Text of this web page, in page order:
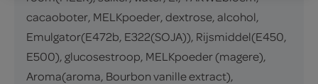
cacaoboter, MELKpoeder, dextrose, alcohol,
Emulgator(E472b, E322(SOJA)), Rijsmiddel(E450,
E500), glucosestroop, MELKpoeder (magere),
Aroma(aroma, Bourbon vanille extract),